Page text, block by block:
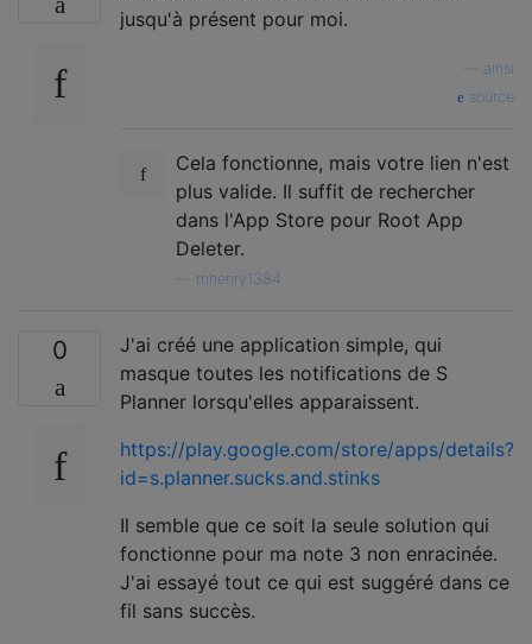
jusqu'à présent pour moi.
ainsi
source
Cela fonctionne, mais votre lien n'est
plus valide. Il suffit de rechercher
dans l'App Store pour Root App
Deleter.
mhenry1384
0
J'ai créé une application simple, qui
masque toutes les notifications de S
Planner lorsqu'elles apparaissent.
https://play.google.com/store/apps/details?
id=s.planner.sucks.and.stinks
Il semble que ce soit la seule solution qui
fonctionne pour ma note 3 non enracinée.
J'ai essayé tout ce qui est suggéré dans ce
fil sans succès.